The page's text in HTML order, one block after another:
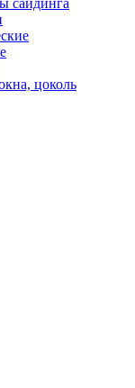
сайдинга
цоколь